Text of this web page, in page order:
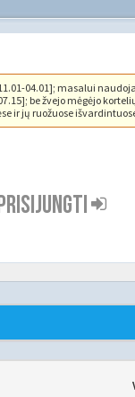
04.01]; masalui
be žvejo mėgėjo
ir jų ruožuose